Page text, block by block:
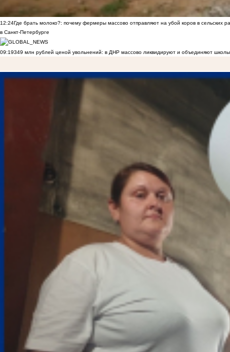
12:24Где брать молоко?: почему фермеры массово отправляют на убой коров в сельских
в Санкт-Петербурге
09:19349 млн рублей ценой увольнений: в ДНР массово ликвидируют и объединяют